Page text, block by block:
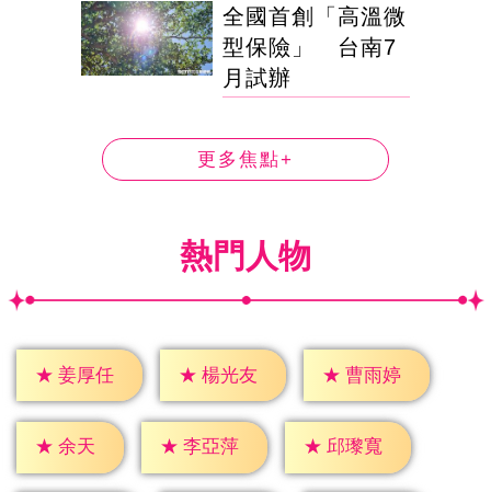
全國首創「高溫微
型保險」 台南7
月試辦
更多焦點+
熱門人物
★ 姜厚任 ★ 楊光友 ★ 曹雨婷
★ 余天 ★ 李亞萍 ★ 邱瓈寬